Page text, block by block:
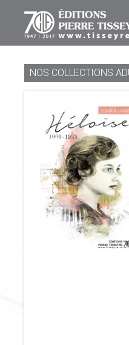
NOS COLLECTIONS